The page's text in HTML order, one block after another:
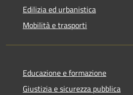
Edilizia ed urbanistica
Mobilità e trasporti
Educazione e formazione
Giustizia e sicurezza pubblica